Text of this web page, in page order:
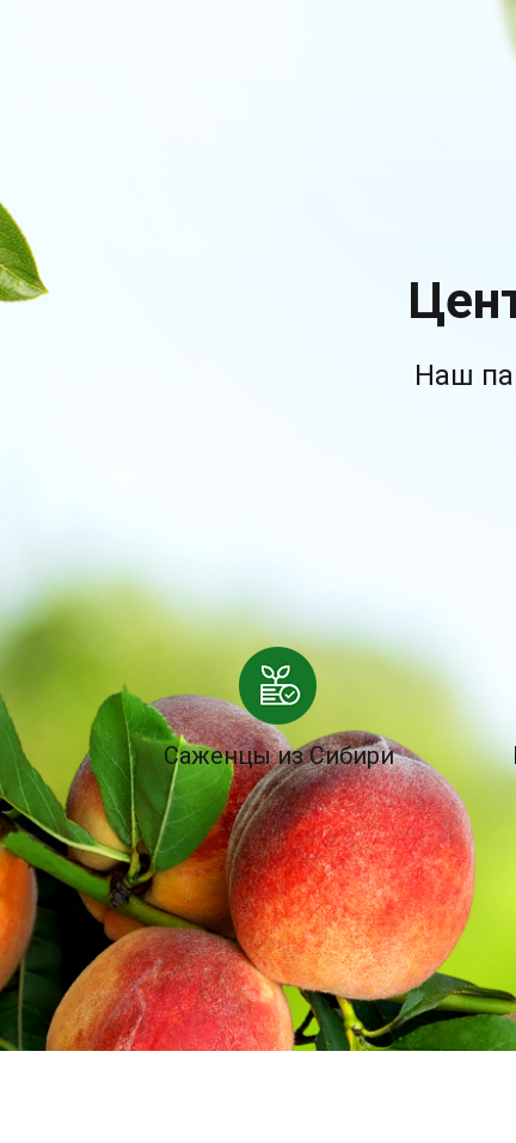
Наш
Саженцы из Сибири